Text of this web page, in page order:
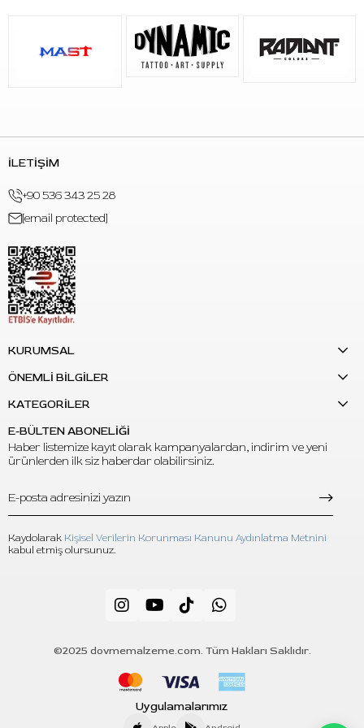
kullanımlıktır. Kutu içinde20 adet Emalla Eliot kartuş dövme
iğnesibulunur.
Sembol ve motif detayları
Orta-kalın çizgi gerektiren dövme uygulamaları
Daha görünür çizgi karakteri isteyen kontür çalışmaları
Öne Çıkan Özellikler
Marka:
Seri:Eliot Cartridge Needles
Model / Kod:
Konfigürasyon:
İğne Çapı:
İğne Malzemesi:
Japon paslanmaz çelik
Gövde Malzemesi:PC kartuş gövdesi
Sterilizasyon:E.O. gaz steril
Kullanım: Tek kullanımlık kartuş iğne
Paket İçeriği:20 adet Emalla Eliot kartuş dövme iğnesi
Kullanmadan önce tekli blister ambalajın kapalı ve
Kartuşu, standart kartuş uyumlu makine veya grip
üzerine doğru şekilde takınız.
İLETİŞİM
+90 536 343 25 28
[email protected]
KURUMSAL
ÖNEMLİ BİLGİLER
KATEGORİLER
E-BÜLTEN ABONELİĞİ
Haber listemize kayıt olarak kampanyalardan, indirim ve yeni
ürünlerden ilk siz haberdar olabilirsiniz.
Kaydolarak Kişisel Verilerin Korunması Kanunu Aydınlatma Metnini
kabul etmiş olursunuz.
©2025 dovmemalzeme.com. Tüm Hakları Saklıdır.
Uygulamalarımız